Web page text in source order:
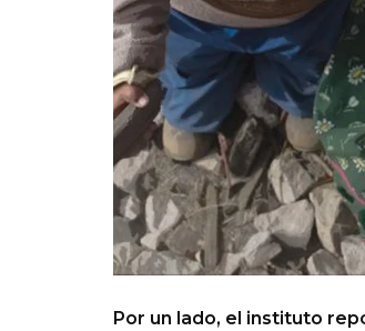
Por un lado, el instituto